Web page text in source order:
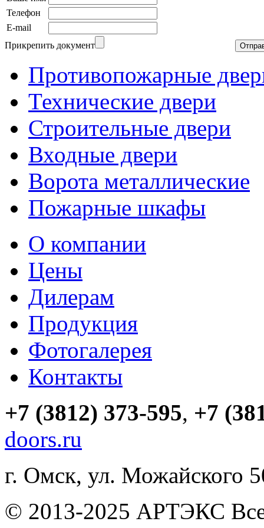
Телефон
E-mail
Прикрепить документ
Противопожарные
Технические двери
Строительные двери
Входные двери
Ворота металлические
Пожарные шкафы
О компании
Цены
Дилерам
Продукция
Фотогалерея
Контакты
+7 (3812) 373-595, +7
doors.ru
г. Омск, ул. Можайского
© 2013-2025 АРТЭКС